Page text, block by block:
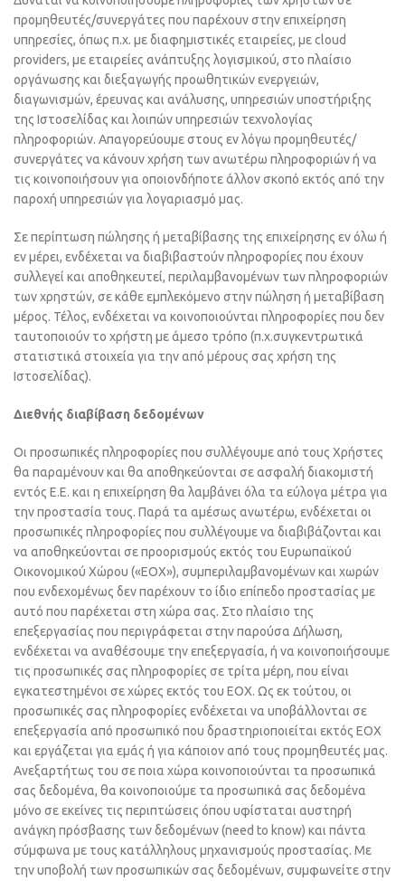
προμηθευτές/συνεργάτες που παρέχουν στην επιχείρηση
υπηρεσίες, όπως π.χ. με διαφημιστικές εταιρείες, με cloud
providers, με εταιρείες ανάπτυξης λογισμικού, στο πλαίσιο
οργάνωσης και διεξαγωγής προωθητικών ενεργειών,
διαγωνισμών, έρευνας και ανάλυσης, υπηρεσιών υποστήριξης
της Ιστοσελίδας και λοιπών υπηρεσιών τεχνολογίας
πληροφοριών. Απαγορεύουμε στους εν λόγω προμηθευτές/
συνεργάτες να κάνουν χρήση των ανωτέρω πληροφοριών ή να
τις κοινοποιήσουν για οποιονδήποτε άλλον σκοπό εκτός από την
παροχή υπηρεσιών για λογαριασμό μας.
Σε περίπτωση πώλησης ή μεταβίβασης της επιχείρησης εν όλω ή
εν μέρει, ενδέχεται να διαβιβαστούν πληροφορίες που έχουν
συλλεγεί και αποθηκευτεί, περιλαμβανομένων των πληροφοριών
των χρηστών, σε κάθε εμπλεκόμενο στην πώληση ή μεταβίβαση
μέρος. Τέλος, ενδέχεται να κοινοποιούνται πληροφορίες που δεν
ταυτοποιούν το χρήστη με άμεσο τρόπο (π.χ.συγκεντρωτικά
στατιστικά στοιχεία για την από μέρους σας χρήση της
Ιστοσελίδας).
Διεθνής διαβίβαση δεδομένων
Οι προσωπικές πληροφορίες που συλλέγουμε από τους Χρήστες
θα παραμένουν και θα αποθηκεύονται σε ασφαλή διακομιστή
εντός E.E. και η επιχείρηση θα λαμβάνει όλα τα εύλογα μέτρα για
την προστασία τους. Παρά τα αμέσως ανωτέρω, ενδέχεται οι
προσωπικές πληροφορίες που συλλέγουμε να διαβιβάζονται και
να αποθηκεύονται σε προορισμούς εκτός του Ευρωπαϊκού
Οικονομικού Χώρου («ΕΟΧ»), συμπεριλαμβανομένων και χωρών
που ενδεχομένως δεν παρέχουν το ίδιο επίπεδο προστασίας με
αυτό που παρέχεται στη χώρα σας. Στο πλαίσιο της
επεξεργασίας που περιγράφεται στην παρούσα Δήλωση,
ενδέχεται να αναθέσουμε την επεξεργασία, ή να κοινοποιήσουμε
τις προσωπικές σας πληροφορίες σε τρίτα μέρη, που είναι
εγκατεστημένοι σε χώρες εκτός του ΕΟΧ. Ως εκ τούτου, οι
προσωπικές σας πληροφορίες ενδέχεται να υποβάλλονται σε
επεξεργασία από προσωπικό που δραστηριοποιείται εκτός ΕΟΧ
και εργάζεται για εμάς ή για κάποιον από τους προμηθευτές μας.
Ανεξαρτήτως του σε ποια χώρα κοινοποιούνται τα προσωπικά
σας δεδομένα, θα κοινοποιούμε τα προσωπικά σας δεδομένα
μόνο σε εκείνες τις περιπτώσεις όπου υφίσταται αυστηρή
ανάγκη πρόσβασης των δεδομένων (need to know) και πάντα
σύμφωνα με τους κατάλληλους μηχανισμούς προστασίας. Με
την υποβολή των προσωπικών σας δεδομένων, συμφωνείτε στην